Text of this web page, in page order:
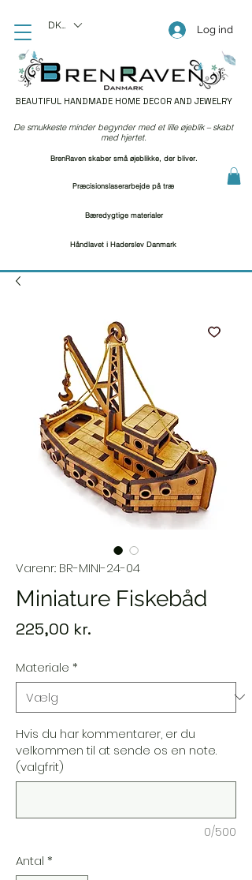
BEAUTIFUL HANDMADE HOME DECOR AND JEWELRY
Log ind
DKK (kr)
Præcisionslaserarbejde på træ
Bæredygtige materialer
Håndlavet i Haderslev Danmark
De smukkeste minder begynder med et lille øjeblik – skabt
med hjertet.
BrenRaven skaber små øjeblikke, der bliver.
Varenr.: BR-MINI-24-04
Miniature Fiskebåd
225,00 kr.
Materiale *
Hvis du har kommentarer, er du
velkommen til at sende os en note.
(valgfrit)
0/500
Antal *